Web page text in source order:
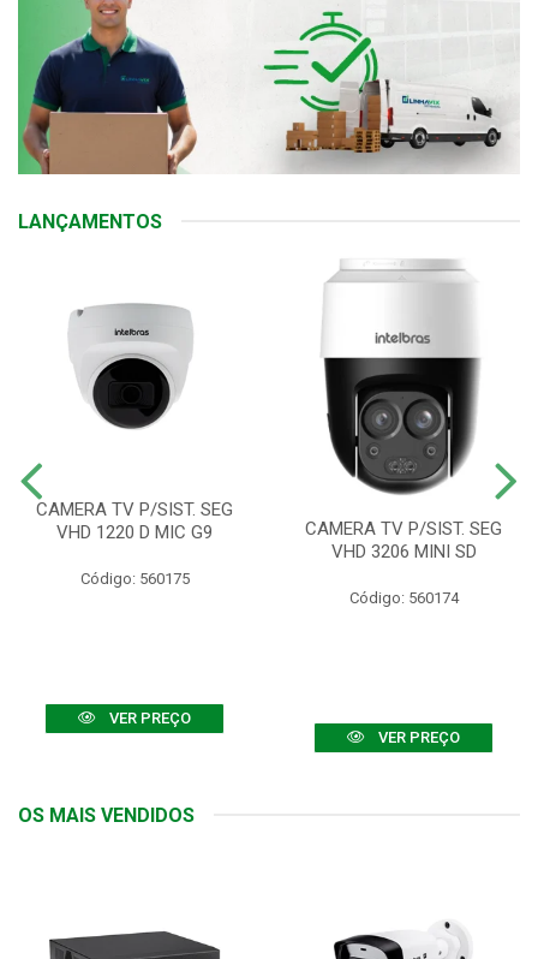
LANÇAMENTOS
CAMERA TV P/SIST. SEG
VHD 1220 D MIC G9
Código: 560175
VER PREÇO
CAMERA TV P/SIST. SEG
VHD 3206 MINI SD
Código: 560174
VER PREÇO
OS MAIS VENDIDOS